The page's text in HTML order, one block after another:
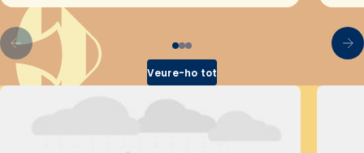
Veure-ho tot